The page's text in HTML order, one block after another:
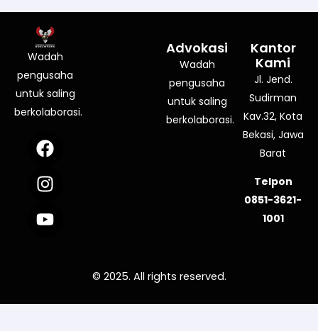
Wadah
pengusaha
untuk saling
berkolaborasi.
F
a
c
e
b
o
I
n
s
t
a
g
Y
o
u
t
u
b
Advokasi
Wadah
pengusaha
untuk saling
berkolaborasi.
Kantor
Kami
Jl. Jend.
Sudirman
Kav.32, Kota
Bekasi, Jawa
Barat
Telpon
0851-3621-
1001
© 2025. All rights reserved.